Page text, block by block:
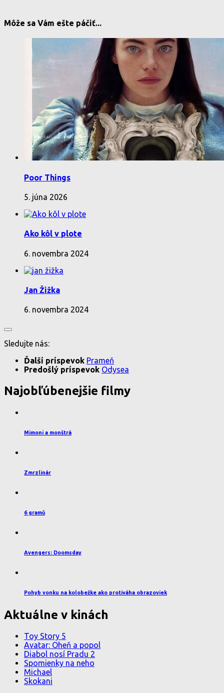
Môže sa Vám ešte páčiť...
Poor Things
5. júna 2026
Ako kôl v plote
6. novembra 2024
Jan Žižka
6. novembra 2024
Sledujte nás:
Ďalší príspevok Prameň
Predošlý príspevok Odysea
Najobľúbenejšie filmy
Mimoni a monštrá
Zmrzlinár
6 gramů
Avengers: Doomsday
Pohyb vonku na kolobežke ako protiváha obrazoviek
Aktuálne v kinách
Toy Story 5
Avatar: Oheň a popol
Diabol nosí Pradu 2
Spomienky na neho
Michael
Skokani